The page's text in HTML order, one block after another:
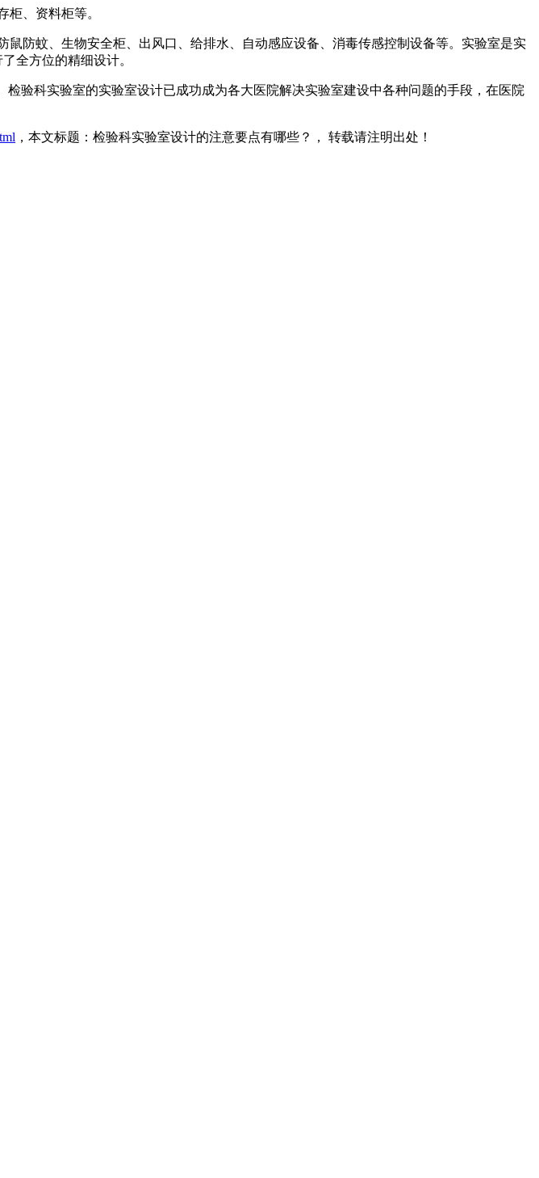
、资料柜等。
防蚊、生物安全柜、出风口、给排水、自动感应设备、消毒传感控制设备等。实验室是实
全方位的精细设计。
验科实验室的实验室设计已成功成为各大医院解决实验室建设中各种问题的手段，在医院
，本文标题：检验科实验室设计的注意要点有哪些？， 转载请注明出处！